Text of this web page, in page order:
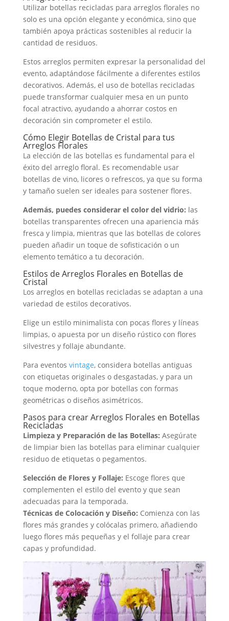
Utilizar botellas recicladas para arreglos florales no
solo es una opción elegante y económica, sino que
también apoya prácticas sostenibles al reducir la
cantidad de residuos.
Estos arreglos permiten expresar la personalidad del
evento, adaptándose fácilmente a diferentes estilos
decorativos. Además, el uso de botellas recicladas
puede transformar cualquier mesa en un punto
focal atractivo, ayudando a ahorrar costos en
decoración sin comprometer el estilo.
Cómo Elegir Botellas de Cristal para tus
Arreglos Florales
La elección de las botellas es fundamental para el
éxito del arreglo floral. Es recomendable usar
botellas de vino, licores o refrescos, ya que su forma
y tamaño suelen ser ideales para sostener flores.
Además, puedes considerar el color del vidrio: las
botellas transparentes ofrecen una apariencia más
fresca y limpia, mientras que las botellas de colores
pueden añadir un toque de sofisticación o un
elemento temático a tu decoración.
Estilos de Arreglos Florales en Botellas de
Cristal
Los arreglos en botellas recicladas se adaptan a una
variedad de estilos decorativos.
Elige un estilo minimalista con pocas flores y líneas
limpias, o apuesta por un diseño rústico con flores
silvestres y follaje abundante.
Para eventos vintage, considera botellas antiguas
con etiquetas originales o desgastadas, y para un
toque moderno, opta por botellas con formas
geométricas o diseños asimétricos.
Pasos para crear Arreglos Florales en Botellas
Recicladas
Limpieza y Preparación de las Botellas: Asegúrate
de limpiar bien las botellas para eliminar cualquier
residuo de etiquetas o pegamentos.
Selección de Flores y Follaje: Escoge flores que
complementen el estilo del evento y que sean
adecuadas para la temporada.
Técnicas de Colocación y Diseño: Comienza con las
flores más grandes y colócalas primero, añadiendo
luego flores más pequeñas y el follaje para crear
capas y profundidad.